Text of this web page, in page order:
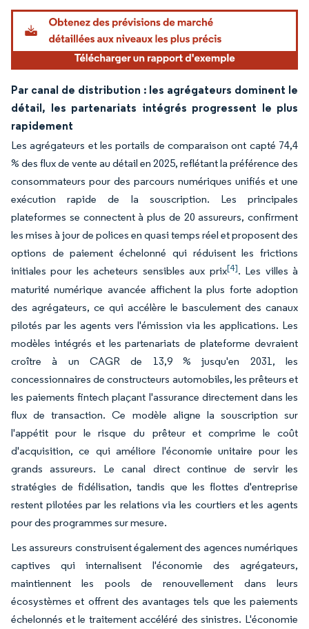
Par canal de distribution : les agrégateurs dominent le
détail, les partenariats intégrés progressent le plus
rapidement
Les agrégateurs et les portails de comparaison ont capté 74,4
% des flux de vente au détail en 2025, reflétant la préférence des
consommateurs pour des parcours numériques unifiés et une
exécution rapide de la souscription. Les principales
plateformes se connectent à plus de 20 assureurs, confirment
les mises à jour de polices en quasi temps réel et proposent des
options de paiement échelonné qui réduisent les frictions
initiales pour les acheteurs sensibles aux prix[4]. Les villes à
maturité numérique avancée affichent la plus forte adoption
des agrégateurs, ce qui accélère le basculement des canaux
pilotés par les agents vers l'émission via les applications. Les
modèles intégrés et les partenariats de plateforme devraient
croître à un CAGR de 13,9 % jusqu'en 2031, les
concessionnaires de constructeurs automobiles, les prêteurs et
les paiements fintech plaçant l'assurance directement dans les
flux de transaction. Ce modèle aligne la souscription sur
l'appétit pour le risque du prêteur et comprime le coût
d'acquisition, ce qui améliore l'économie unitaire pour les
grands assureurs. Le canal direct continue de servir les
stratégies de fidélisation, tandis que les flottes d'entreprise
restent pilotées par les relations via les courtiers et les agents
pour des programmes sur mesure.
Les assureurs construisent également des agences numériques
captives qui internalisent l'économie des agrégateurs,
maintiennent les pools de renouvellement dans leurs
écosystèmes et offrent des avantages tels que les paiements
échelonnés et le traitement accéléré des sinistres. L'économie